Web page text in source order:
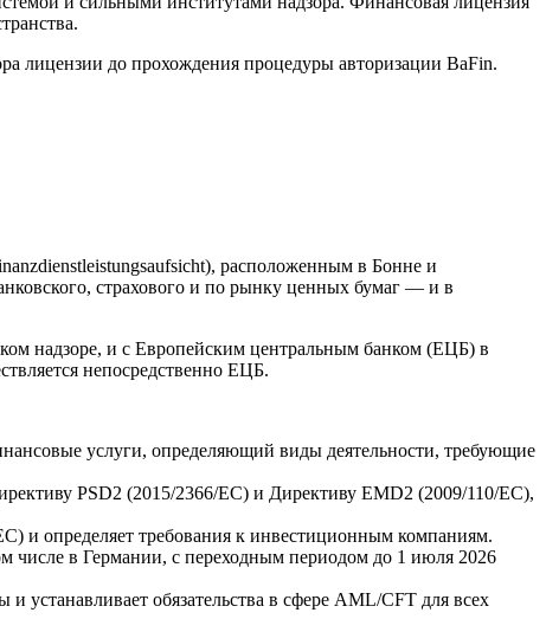
лицензии до прохождения процедуры авторизации BaFin.
расположенным в Бонне и
страхового и по рынку ценных бумаг — и в
надзоре, и с Европейским центральным банком (ЕЦБ) в
непосредственно ЕЦБ.
услуги, определяющий виды деятельности, требующие
PSD2 (2015/2366/ЕС) и Директиву EMD2 (2009/110/ЕС),
и определяет требования к инвестиционным компаниям.
числе в Германии, с переходным периодом до 1 июля 2026
обязательства в сфере AML/CFT для всех